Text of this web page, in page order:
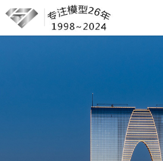
网站导航